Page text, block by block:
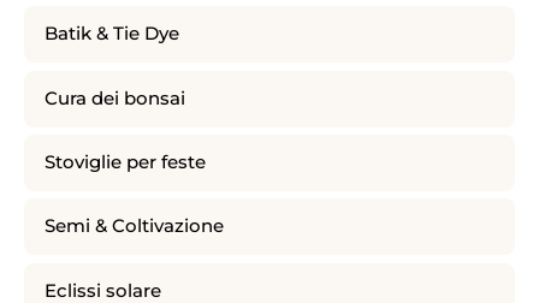
Batik & Tie Dye
Cura dei bonsai
Stoviglie per feste
Semi & Coltivazione
Eclissi solare